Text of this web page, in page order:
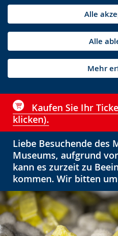
Alle
Alle
Mehr
Kaufen Sie Ihr
klicken).
Liebe Besuchende des
Museums, aufgrund
kann es zurzeit zu
kommen. Wir bitten